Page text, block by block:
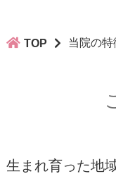
TOP 当院の特
生まれ育った地